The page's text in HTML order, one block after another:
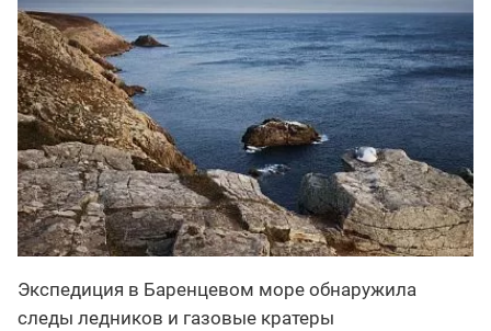
Экспедиция в Баренцевом море обнаружила
следы ледников и газовые кратеры